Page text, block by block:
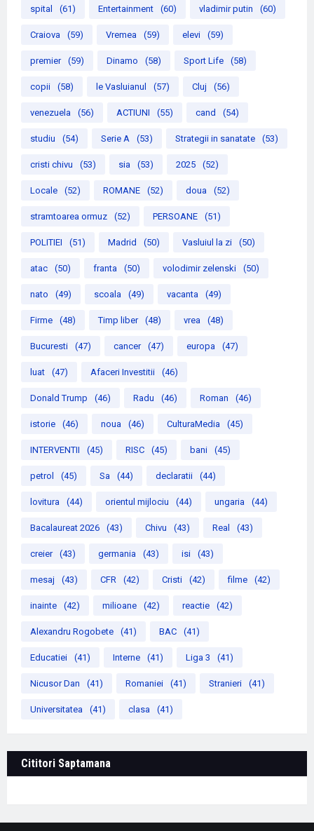
spital (61) Entertainment (60) vladimir putin (60)
Craiova (59) Vremea (59) elevi (59)
premier (59) Dinamo (58) Sport Life (58)
copii (58) le Vasluianul (57) Cluj (56)
venezuela (56) ACTIUNI (55) cand (54)
studiu (54) Serie A (53) Strategii in sanatate (53)
cristi chivu (53) sia (53) 2025 (52)
Locale (52) ROMANE (52) doua (52)
stramtoarea ormuz (52) PERSOANE (51)
POLITIEI (51) Madrid (50) Vasluiul la zi (50)
atac (50) franta (50) volodimir zelenski (50)
nato (49) scoala (49) vacanta (49)
Firme (48) Timp liber (48) vrea (48)
Bucuresti (47) cancer (47) europa (47)
luat (47) Afaceri Investitii (46)
Donald Trump (46) Radu (46) Roman (46)
istorie (46) noua (46) CulturaMedia (45)
INTERVENTII (45) RISC (45) bani (45)
petrol (45) Sa (44) declaratii (44)
lovitura (44) orientul mijlociu (44) ungaria (44)
Bacalaureat 2026 (43) Chivu (43) Real (43)
creier (43) germania (43) isi (43)
mesaj (43) CFR (42) Cristi (42) filme (42)
inainte (42) milioane (42) reactie (42)
Alexandru Rogobete (41) BAC (41)
Educatiei (41) Interne (41) Liga 3 (41)
Nicusor Dan (41) Romaniei (41) Stranieri (41)
Universitatea (41) clasa (41)
Cititori Saptamana